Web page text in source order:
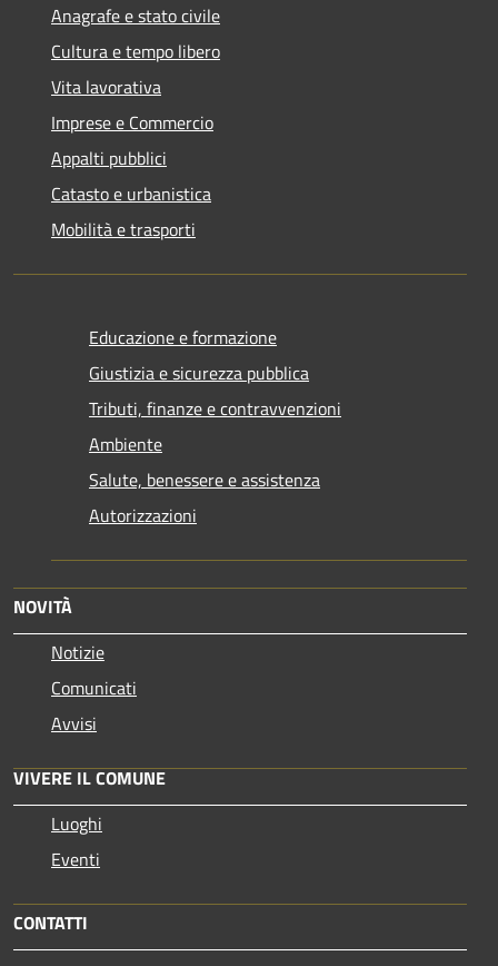
Anagrafe e stato civile
Cultura e tempo libero
Vita lavorativa
Imprese e Commercio
Appalti pubblici
Catasto e urbanistica
Mobilità e trasporti
Educazione e formazione
Giustizia e sicurezza pubblica
Tributi, finanze e contravvenzioni
Ambiente
Salute, benessere e assistenza
Autorizzazioni
NOVITÀ
Notizie
Comunicati
Avvisi
VIVERE IL COMUNE
Luoghi
Eventi
CONTATTI